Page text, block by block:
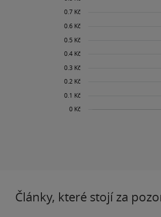
Články, které stojí za